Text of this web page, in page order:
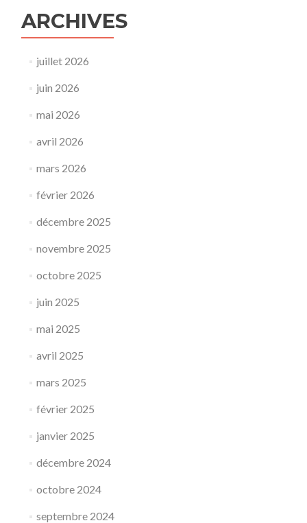
ARCHIVES
juillet 2026
juin 2026
mai 2026
avril 2026
mars 2026
février 2026
décembre 2025
novembre 2025
octobre 2025
juin 2025
mai 2025
avril 2025
mars 2025
février 2025
janvier 2025
décembre 2024
octobre 2024
septembre 2024